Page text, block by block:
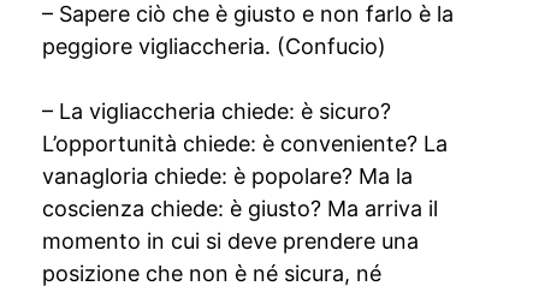
– Sapere ciò che è giusto e non farlo è la
peggiore vigliaccheria. (Confucio)
– La vigliaccheria chiede: è sicuro?
L’opportunità chiede: è conveniente? La
vanagloria chiede: è popolare? Ma la
coscienza chiede: è giusto? Ma arriva il
momento in cui si deve prendere una
posizione che non è né sicura, né